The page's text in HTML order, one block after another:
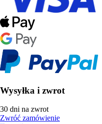
Wysyłka i zwrot
30 dni na zwrot
Zwróć zamówienie